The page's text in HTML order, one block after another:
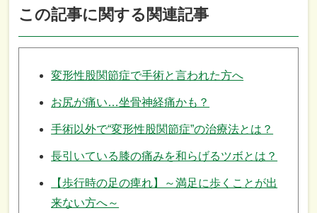
この記事に関する関連記事
変形性股関節症で手術と言われた方へ
お尻が痛い…坐骨神経痛かも？
手術以外で“変形性股関節症”の治療法とは？
長引いている膝の痛みを和らげるツボとは？
【歩行時の足の痺れ】～満足に歩くことが出
来ない方へ～